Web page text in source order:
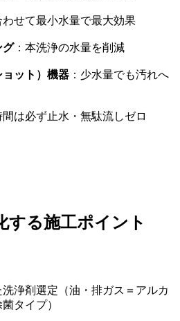
わせて最小水量で最大効果
グ：本洗浄の水量を削減
ット）機器 ：少水量でも汚れへ
間は必ず止水・無駄流しゼロ
する施工ポイント
浄剤選定（油・排ガス＝アルカ
タイプ）